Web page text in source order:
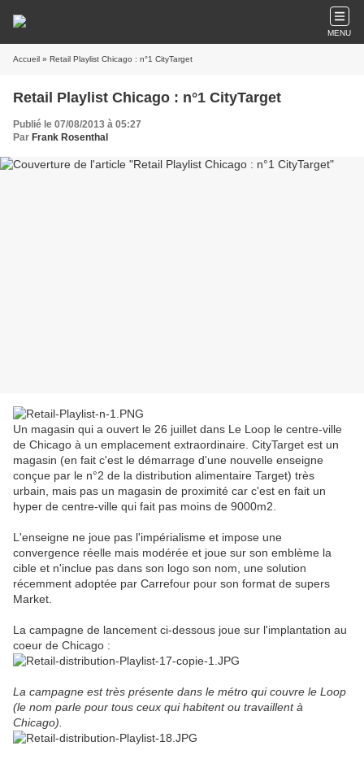
MENU
Accueil » Retail Playlist Chicago : n°1 CityTarget
Retail Playlist Chicago : n°1 CityTarget
Publié le 07/08/2013 à 05:27
Par Frank Rosenthal
Un magasin qui a ouvert le 26 juillet dans Le Loop le centre-ville
de Chicago à un emplacement extraordinaire. CityTarget est un
magasin (en fait c'est le démarrage d'une nouvelle enseigne
conçue par le n°2 de la distribution alimentaire Target) très
urbain, mais pas un magasin de proximité car c'est en fait un
hyper de centre-ville qui fait pas moins de 9000m2.
L'enseigne ne joue pas l'impérialisme et impose une
convergence réelle mais modérée et joue sur son emblème la
cible et n'inclue pas dans son logo son nom, une solution
récemment adoptée par Carrefour pour son format de supers
Market.
La campagne de lancement ci-dessous joue sur l'implantation au
coeur de Chicago :
La campagne est très présente dans le métro qui couvre le Loop
(le nom parle pour tous ceux qui habitent ou travaillent à
Chicago).